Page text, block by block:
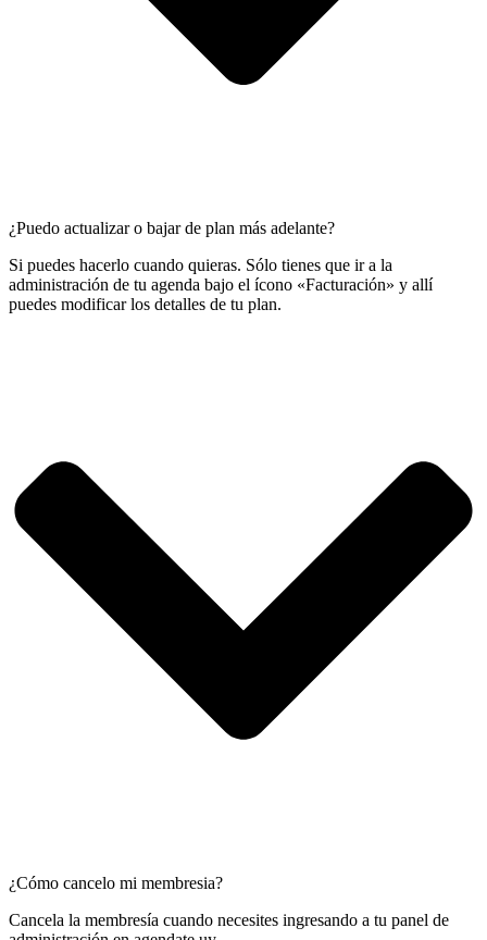
¿Puedo actualizar o bajar de plan más adelante?
Si puedes hacerlo cuando quieras. Sólo tienes que ir a la
administración de tu agenda bajo el ícono «Facturación» y allí
puedes modificar los detalles de tu plan.
¿Cómo cancelo mi membresia?
Cancela la membresía cuando necesites ingresando a tu panel de